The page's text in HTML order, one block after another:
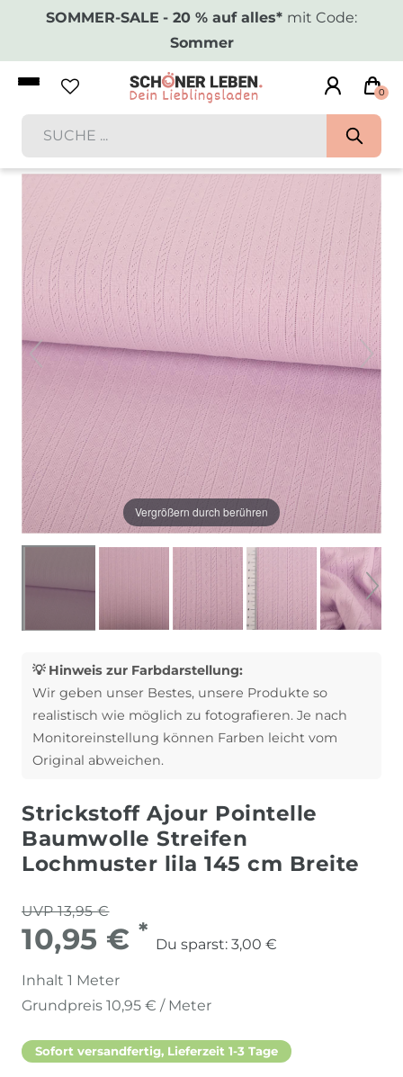
SOMMER-SALE - 20 % auf alles* mit Code:
Sommer
0
Vergrößern durch berühren
💡 Hinweis zur Farbdarstellung:
Wir geben unser Bestes, unsere Produkte so
realistisch wie möglich zu fotografieren. Je nach
Monitoreinstellung können Farben leicht vom
Original abweichen.
Strickstoff Ajour Pointelle
Baumwolle Streifen
Lochmuster lila 145 cm Breite
UVP 13,95 €
10,95 € *
Du sparst: 3,00 €
Inhalt 1 Meter
Grundpreis 10,95 € / Meter
Sofort versandfertig, Lieferzeit 1-3 Tage